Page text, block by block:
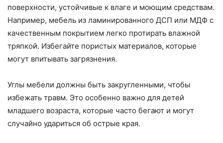
поверхности, устойчивые к влаге и моющим средствам.
Например, мебель из ламинированного ДСП или МДФ с
качественным покрытием легко протирать влажной
тряпкой. Избегайте пористых материалов, которые
могут впитывать загрязнения.
Углы мебели должны быть закругленными, чтобы
избежать травм. Это особенно важно для детей
младшего возраста, которые часто бегают и могут
случайно удариться об острые края.